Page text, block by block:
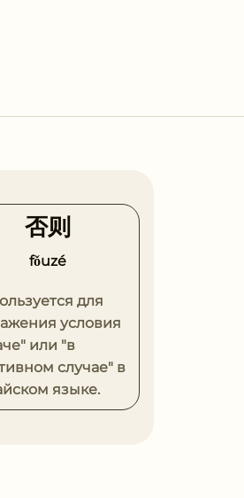
否则
fǒuzé
для
условия
или "в
случае" в
языке.